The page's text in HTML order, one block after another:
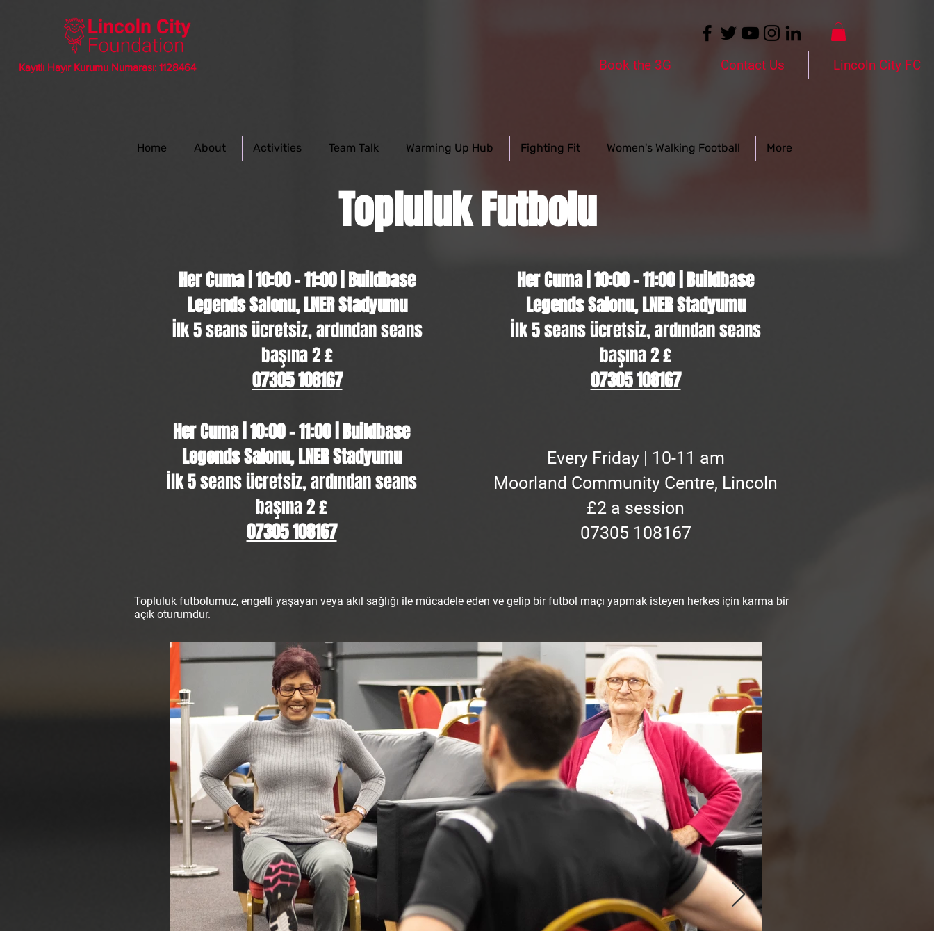
Kayıtlı Hayır Kurumu Numarası: 1128464 Book the 3G Contact Us Lincoln City FC
Home About Activities Team Talk Warming Up Hub Fighting Fit Women's Walking Football More
Topluluk Futbolu
Her Cuma | 10:00 - 11:00 | Buildbase
Legends Salonu, LNER Stadyumu
İlk 5 seans ücretsiz, ardından seans
başına 2 £
07305 108167
Her Cuma | 10:00 - 11:00 | Buildbase
Legends Salonu, LNER Stadyumu
İlk 5 seans ücretsiz, ardından seans
başına 2 £
07305 108167
Her Cuma | 10:00 - 11:00 | Buildbase
Legends Salonu, LNER Stadyumu
İlk 5 seans ücretsiz, ardından seans
başına 2 £
07305 108167
Every Friday | 10-11 am
Moorland Community Centre, Lincoln
£2 a session
07305 108167
Topluluk futbolumuz, engelli yaşayan veya akıl sağlığı ile mücadele eden ve gelip bir futbol maçı yapmak isteyen herkes için karma bir
açık oturumdur.